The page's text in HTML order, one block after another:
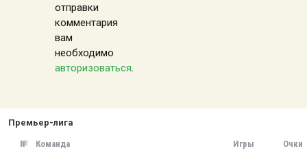
отправки
комментария
вам
необходимо
авторизоваться.
Премьер-лига
№ Команда Игры Очки